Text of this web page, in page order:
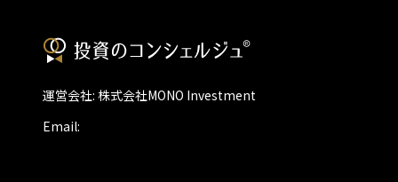
運営会社: 株式会社MONO Investment
Email: